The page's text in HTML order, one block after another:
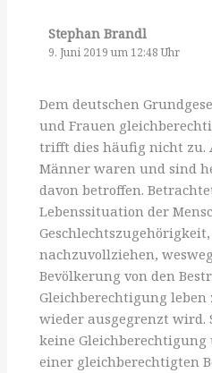
Stephan Brandl
9. Juni 2019 um 12:48 Uhr
Dem deutschen
und Frauen
trifft dies häufig nicht zu.
Männer waren und sind
davon betroffen.
Lebenssituation der
nachzuvollziehen,
Bevölkerung von den
Gleichberechtigung
wieder ausgegrenzt wird.
keine
einer gleichberechtigten